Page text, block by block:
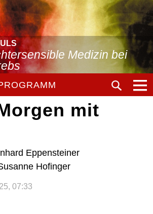
Medizin bei
mit
Eppensteiner
Hofinger
07:33